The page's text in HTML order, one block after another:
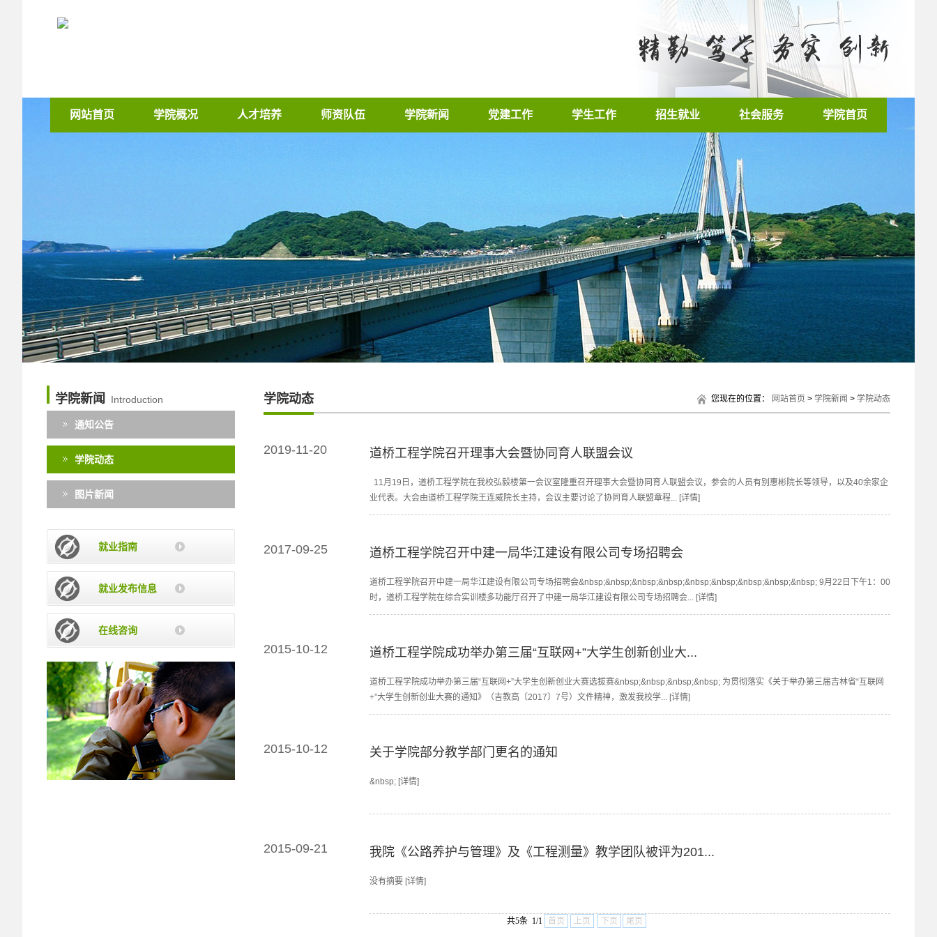
网站首页 学院概况 人才培养 师资队伍 学院新闻 党建工作 学生工作 招生就业 社会服务 学院首页
学院新闻 Introduction
通知公告
学院动态
图片新闻
就业指南
就业发布信息
在线咨询
学院动态 您现在的位置： 网站首页 > 学院新闻 > 学院动态
2019-11-20 道桥工程学院召开理事大会暨协同育人联盟会议
11月19日，道桥工程学院在我校弘毅楼第一会议室隆重召开理事大会暨协同育人联盟会议，参会的人员有别惠彬院长等领导，以及40余家企
业代表。大会由道桥工程学院王连威院长主持，会议主要讨论了协同育人联盟章程... [详情]
2017-09-25 道桥工程学院召开中建一局华江建设有限公司专场招聘会
道桥工程学院召开中建一局华江建设有限公司专场招聘会&nbsp;&nbsp;&nbsp;&nbsp;&nbsp;&nbsp;&nbsp;&nbsp;&nbsp; 9月22日下午1：00
时，道桥工程学院在综合实训楼多功能厅召开了中建一局华江建设有限公司专场招聘会... [详情]
2015-10-12 道桥工程学院成功举办第三届“互联网+”大学生创新创业大...
道桥工程学院成功举办第三届“互联网+”大学生创新创业大赛选拔赛&nbsp;&nbsp;&nbsp;&nbsp; 为贯彻落实《关于举办第三届吉林省“互联网
+”大学生创新创业大赛的通知》（吉教高〔2017〕7号）文件精神，激发我校学... [详情]
2015-10-12 关于学院部分教学部门更名的通知
&nbsp; [详情]
2015-09-21 我院《公路养护与管理》及《工程测量》教学团队被评为201...
没有摘要 [详情]
共5条 1/1 首页 上页 下页 尾页